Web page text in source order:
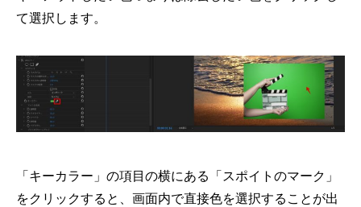
て選択します。
「キーカラー」の項目の横にある「スポイトのマーク」
をクリックすると、画面内で直接色を選択することが出